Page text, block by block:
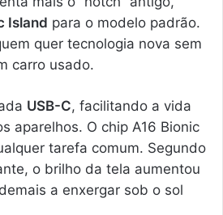
Island para o modelo padrão.
quer tecnologia nova sem
carro usado.
USB-C, facilitando a vida
aparelhos. O chip A16 Bionic
tarefa comum. Segundo
o brilho da tela aumentou
a enxergar sob o sol